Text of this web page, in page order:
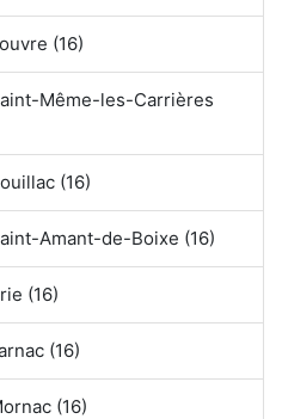
(16)
Même-les-Carrières
(16)
Amant-de-Boixe (16)
(16)
(16)
(16)